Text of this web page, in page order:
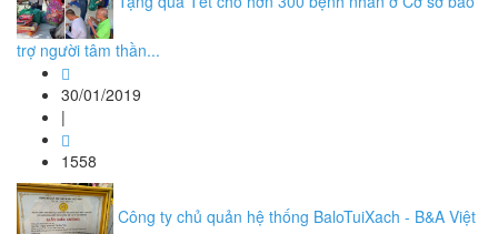
trợ người tâm thần...
30/01/2019
|
1558
Công ty chủ quản hệ thống BaloTuiXach - B&A Việt